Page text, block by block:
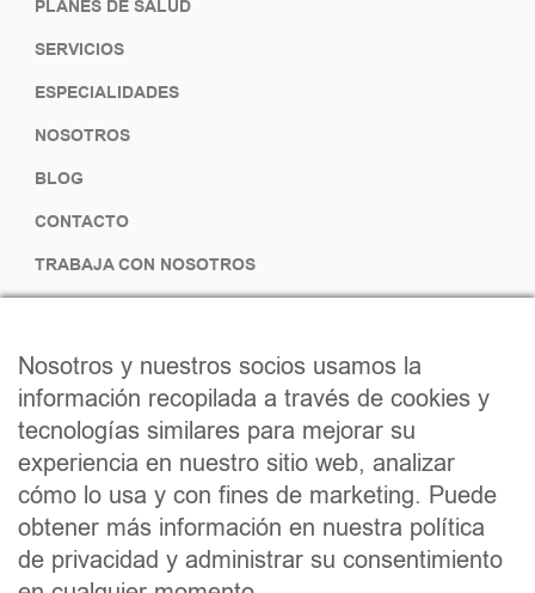
PLANES DE SALUD
SERVICIOS
ESPECIALIDADES
NOSOTROS
BLOG
CONTACTO
TRABAJA CON NOSOTROS
F
a
c
e
b
I
n
s
t
a
Nosotros y nuestros socios usamos la
información recopilada a través de cookies y
tecnologías similares para mejorar su
experiencia en nuestro sitio web, analizar
cómo lo usa y con fines de marketing. Puede
obtener más información en nuestra política
de privacidad y administrar su consentimiento